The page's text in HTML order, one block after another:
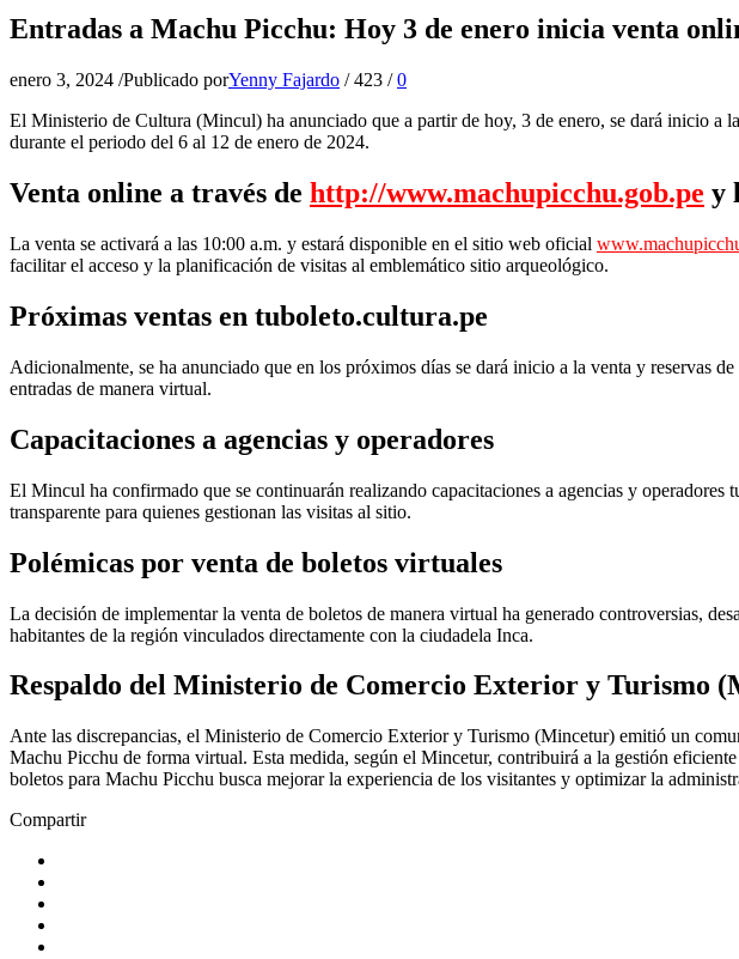
Entradas a Machu Picchu: Hoy 3 de enero inicia venta
enero 3, 2024 /Publicado porYenny Fajardo / 423 / 0
El Ministerio de Cultura (Mincul) ha anunciado que a partir de hoy, 3 de enero, se dará inicio
durante el periodo del 6 al 12 de enero de 2024.
Venta online a través de http://www.machupicchu.gob.pe y
La venta se activará a las 10:00 a.m. y estará disponible en el sitio web oficial
facilitar el acceso y la planificación de visitas al emblemático sitio arqueológico.
Próximas ventas en tuboleto.cultura.pe
Adicionalmente, se ha anunciado que en los próximos días se dará inicio a la venta y reservas
entradas de manera virtual.
Capacitaciones a agencias y operadores
El Mincul ha confirmado que se continuarán realizando capacitaciones a agencias y
transparente para quienes gestionan las visitas al sitio.
Polémicas por venta de boletos virtuales
La decisión de implementar la venta de boletos de manera virtual ha generado controversias,
habitantes de la región vinculados directamente con la ciudadela Inca.
Respaldo del Ministerio de Comercio Exterior y Turismo
Ante las discrepancias, el Ministerio de Comercio Exterior y Turismo (Mincetur) emitió un
Machu Picchu de forma virtual. Esta medida, según el Mincetur, contribuirá a la gestión
boletos para Machu Picchu busca mejorar la experiencia de los visitantes y optimizar la
Compartir